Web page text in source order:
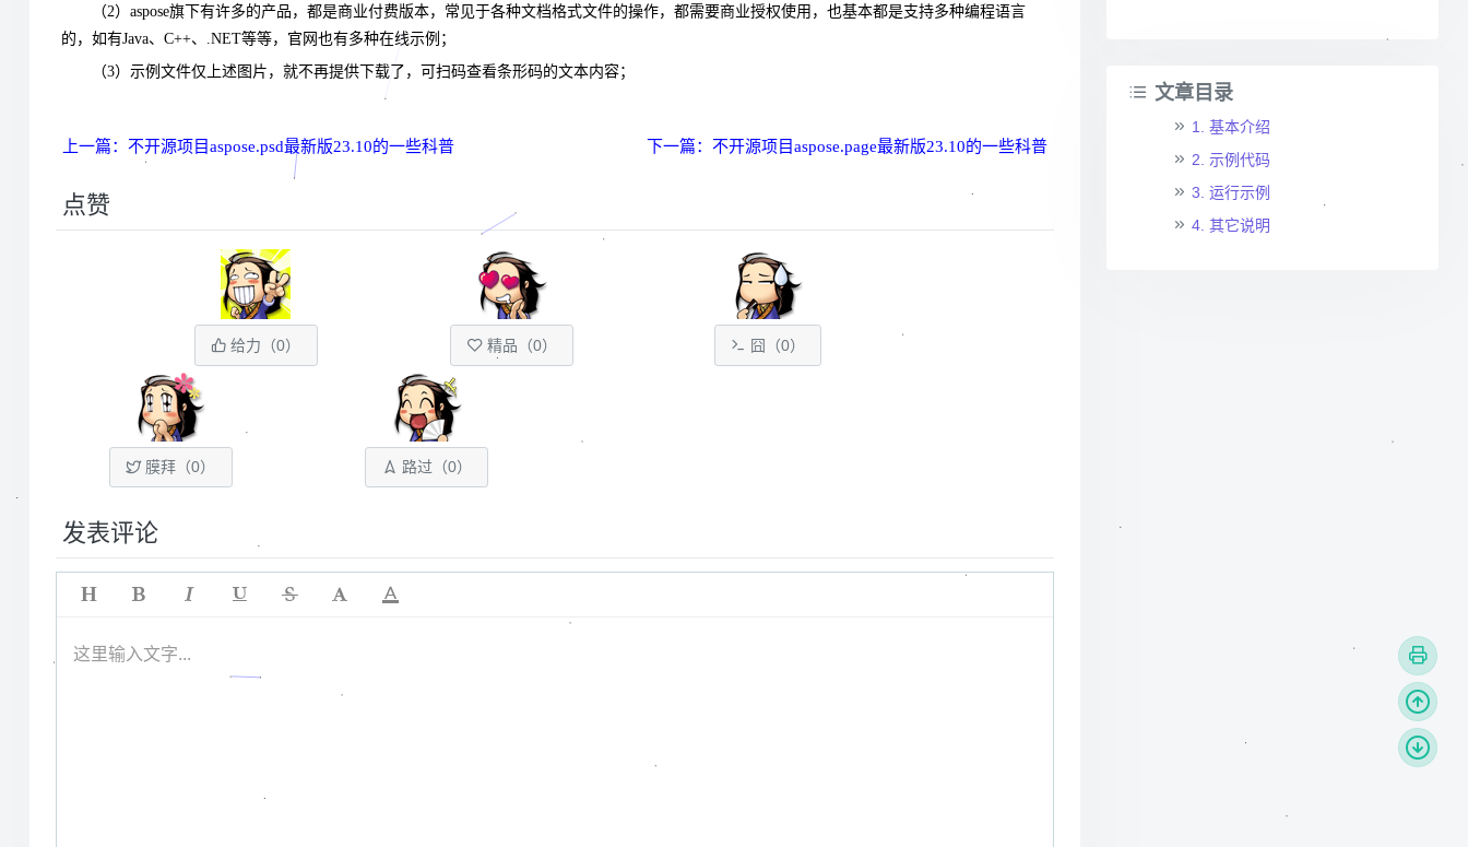
（2）aspose旗下有许多的产品，都是商业付费版本，常见于各种文档格式文件的操作，都需要商业授权使用，也基本都是支持多种编程语言
的，如有Java、C++、.NET等等，官网也有多种在线示例；
（3） 示例文件仅上述图片，就不再提供下载了，可扫码查看条形码的文本内容；
上一篇：不开源项目aspose.psd最新版23.10的一些科普 下一篇：不开源项目aspose.page最新版23.10的一些科普
点赞
给力（0） 精品（0） 囧（0）
膜拜（0） 路过（0）
发表评论
这里输入文字...
文章目录
1. 基本介绍
2. 示例代码
3. 运行示例
4. 其它说明